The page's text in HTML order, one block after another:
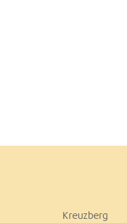
Kreuzberg